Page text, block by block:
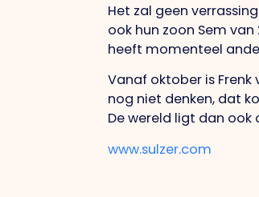
Het zal geen
ook hun zoon Sem
heeft momenteel
Vanaf oktober is
nog niet denken, dat
De wereld ligt dan ook
www.sulzer.com